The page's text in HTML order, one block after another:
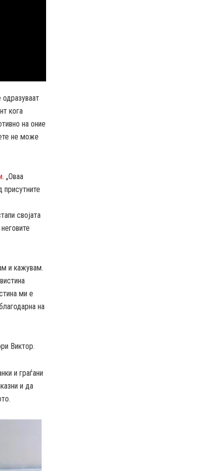
одразуваат
кога
на оние
не може
. „Оваа
присутните
својата
и кажувам.
ми е
на
Виктор.
и граѓани
и да